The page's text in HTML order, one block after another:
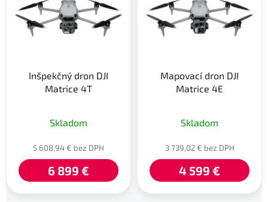
Inšpekčný dron DJI
Matrice 4T
Skladom
5 608,94 € bez DPH
6 899 €
Mapovací dron DJI
Matrice 4E
Skladom
3 739,02 € bez DPH
4 599 €